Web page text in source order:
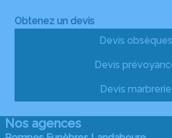
Obtenez un devis
Devis obsèques
Devis
Devis marbrerie
Nos agences